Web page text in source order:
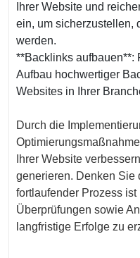
Ihrer Website und
ein, um sicherzustellen,
werden.
**Backlinks aufbauen**:
Aufbau hochwertiger
Websites in Ihrer
Durch die
Ihrer Website
generieren. Denken Sie
fortlaufender Prozess
Überprüfungen sowie
langfristige Erfolge zu